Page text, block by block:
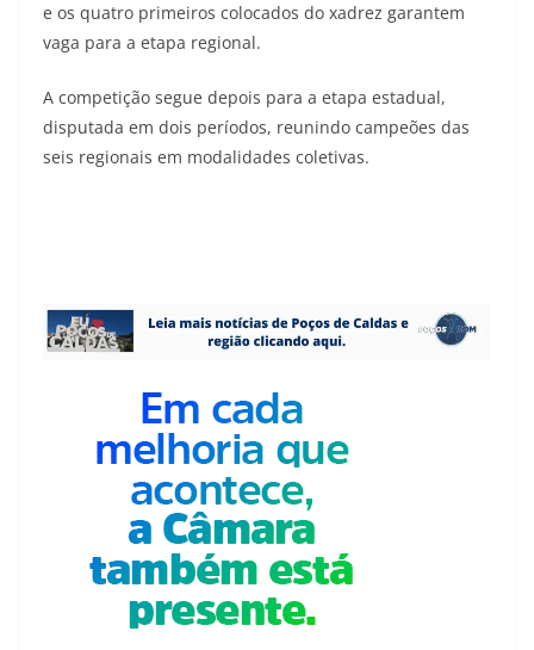
e os quatro primeiros colocados do xadrez garantem
vaga para a etapa regional.
A competição segue depois para a etapa estadual,
disputada em dois períodos, reunindo campeões das
seis regionais em modalidades coletivas.